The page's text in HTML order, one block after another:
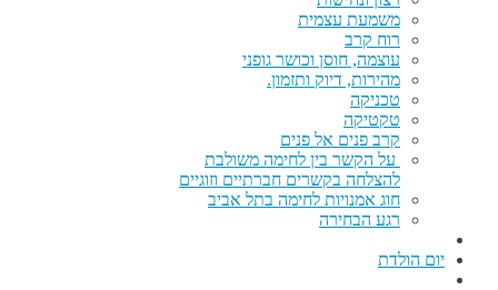
משמעת עצמית
רוח קרב
עוצמה, חוסן וכושר גופני
מהירות, דיוק ותזמון.
טכניקה
טקטיקה
קרב פנים אל פנים
על הקשר בין לחימה משולבת
להצלחה בקשרים חברתיים וזוגיים
חוג אמנויות לחימה בתל אביב
רגע הבחירה
יום הולדת